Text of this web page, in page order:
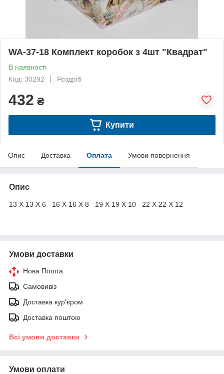
WA-37-18 Комплект коробок з 4шт "Квадрат"
В наявності
Код: 30292
Роздріб
432 ₴
Купити
Опис Доставка Оплата Умови повернення
Опис
13 X 13 X 6 16 X 16 X 8 19 X 19 X 10 22 X 22 X 12
Умови доставки
Нова Пошта
Самовивіз
Доставка кур'єром
Доставка поштою
Всі умови доставки
Умови оплати